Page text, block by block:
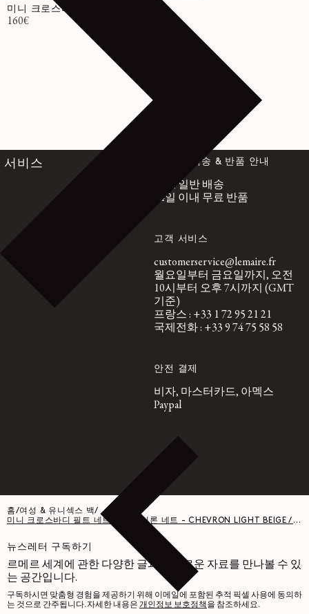
미니 크로스바디 필트 네트 백
정가
160€
서비스 전 세계 배송 & 반품 안내
무료 일반 배송
14일 이내 무료 반품
고객 서비스
customerservice@lemaire.fr
월요일부터 금요일까지, 오전
10시부터 오후 7시까지 (GMT
기준)
프랑스 : +33 1 72 95 21 21
국제전화 : +33 9 74 75 58 58
안전 결제
비자, 마스터카드, 아멕스
Paypal
홈/여성 & 유니섹스 백/
미니 크로스바디 필트 네트 백 - 나일론 네트 - CHEVRON LIGHT BEIGE / BLA
뉴스레터 구독하기
르메르 세계에 관한 다양한 글과 흥미로운 자료를 만나볼 수 있
는 공간입니다.
구독하시면 맞춤형 경험을 제공하기 위해 이메일에 포함된 추적 픽셀 사용에 동의하
는 것으로 간주됩니다. 자세한 내용은 개인정보 보호정책을 참조하세요.